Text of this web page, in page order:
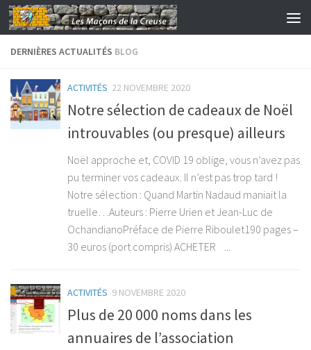
Skip to content
DERNIÈRES ACTUALITÉS BLOG
ACTIVITÉS 22 NOVEMBRE 2020
Notre sélection de cadeaux de Noël
introuvables (ou presque) ailleurs
Noël approche et, COVID 19 oblige, vous n’avez pas
pu terminer vos cadeaux. Il n’est pas trop tard !
Notre sélection : Quand Martin Nadaud maniait la
truelle…Auteurs : Pierre Urien et Jean-Luc de
OchandianoPréface de Pierre Riboulet190 pages –
30 euros (port compris) ACHETER ...
ACTIVITÉS 9 NOVEMBRE 2020
Plus de 20 000 noms dans les
annuaires de l’association